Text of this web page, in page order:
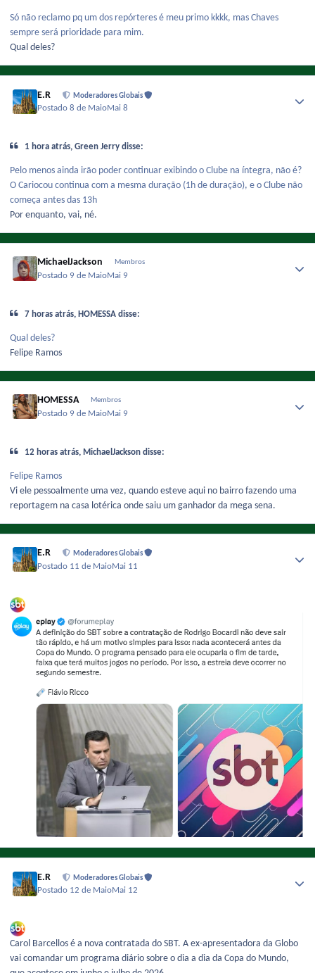
Só não reclamo pq um dos repórteres é meu primo kkkk, mas Chaves
sempre será prioridade para mim.
Qual deles?
E.R Moderadores Globais
Postado8 de MaioMai 8
1 hora atrás, Green Jerry disse:
Pelo menos ainda irão poder continuar exibindo o Clube na íntegra, não é?
O Cariocou continua com a mesma duração (1h de duração), e o Clube não
começa antes das 13h
Por enquanto, vai, né.
MichaelJackson Membros
Postado 9 de MaioMai 9
7 horas atrás, HOMESSA disse:
Qual deles?
Felipe Ramos
HOMESSA Membros
Postado 9 de MaioMai 9
12 horas atrás, MichaelJackson disse:
Felipe Ramos
Vi ele pessoalmente uma vez, quando esteve aqui no bairro fazendo uma
reportagem na casa lotérica onde saiu um ganhador da mega sena.
E.R Moderadores Globais
Postado 11 de MaioMai 11
E.R Moderadores Globais
Postado 12 de MaioMai 12
Carol Barcellos é a nova contratada do SBT. A ex-apresentadora da Globo
vai comandar um programa diário sobre o dia a dia da Copa do Mundo,